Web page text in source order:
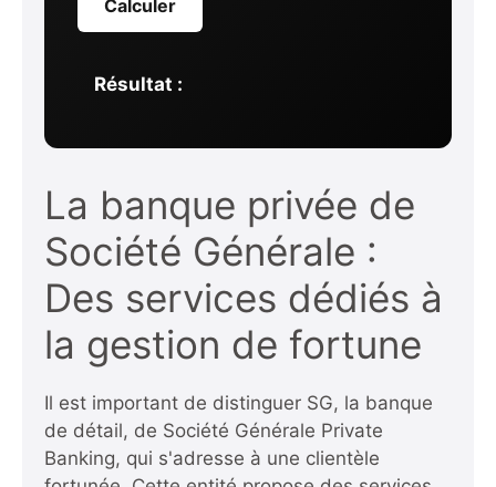
Calculer
Résultat :
La banque privée de
Société Générale :
Des services dédiés à
la gestion de fortune
Il est important de distinguer SG, la banque
de détail, de Société Générale Private
Banking, qui s'adresse à une clientèle